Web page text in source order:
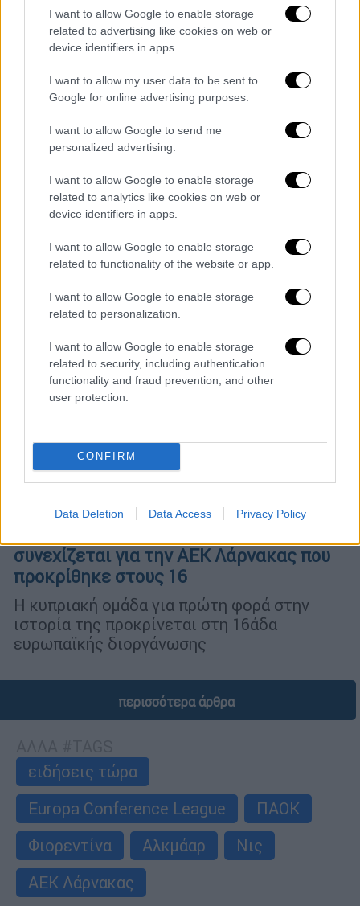
I want to allow Google to enable storage
related to advertising like cookies on web or
device identifiers in apps.
I want to allow my user data to be sent to
Google for online advertising purposes.
I want to allow Google to send me
personalized advertising.
I want to allow Google to enable storage
related to analytics like cookies on web or
device identifiers in apps.
I want to allow Google to enable storage
related to functionality of the website or app.
I want to allow Google to enable storage
related to personalization.
I want to allow Google to enable storage
related to security, including authentication
functionality and fraud prevention, and other
user protection.
CONFIRM
Data Deletion Data Access Privacy Policy
Αθλητισμός| 24.02.2023 15:10
Κλήρωση Europa Conference League: Τα
Η ΑΕΚ Λάρνακας κληρώθηκε με τη Γουέστ
Αθλητισμός|23.02.2023 22:00
συνεχίζεται για την ΑΕΚ Λάρνακας που
προκρίθηκε στους 16
Η κυπριακή ομάδα για πρώτη φορά στην
ιστορία της προκρίνεται στη 16άδα
ευρωπαϊκής διοργάνωσης
περισσότερα άρθρα
ειδήσεις τώρα
Europa Conference League
ΠΑΟΚ
Φιορεντίνα
Αλκμάαρ
Νις
ΑΕΚ Λάρνακας